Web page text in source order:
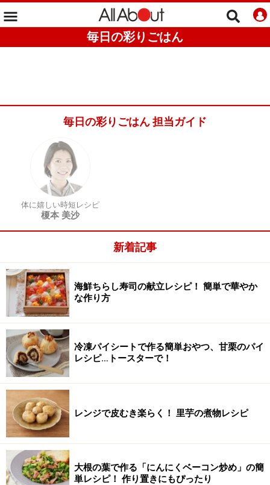
毎日の彩りごはん
毎日の彩りごはん 担当ガイド
体に嬉しい時短レシピ
榎本 美沙
新着記事
海鮮ちらし寿司の献立レシピ！ 簡単で華やか
な作り方
冷凍パイシートで作る簡単おやつ、甘栗のパイ
レシピ…トースターで！
レンジで皮むき楽らく！ 里芋の煮物レシピ
大根の葉で作る「にんにくベーコン炒め」の簡
単レシピ！ 作り置きにもぴったり